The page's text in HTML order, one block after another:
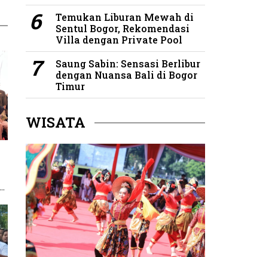
Temukan Liburan Mewah di
Sentul Bogor, Rekomendasi
Villa dengan Private Pool
Saung Sabin: Sensasi Berlibur
dengan Nuansa Bali di Bogor
Timur
WISATA